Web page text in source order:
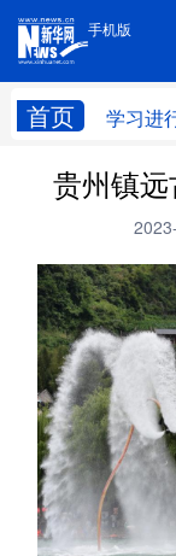
手机版
首页 学习进
手机版
学习进行时
台湾
科技
文化
访谈
法律
食品
贵州镇